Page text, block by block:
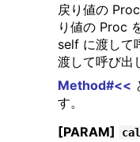
戻り値の
り値の Proc
self に渡して
渡して呼び出
Method#<<
す。
[PARAM]